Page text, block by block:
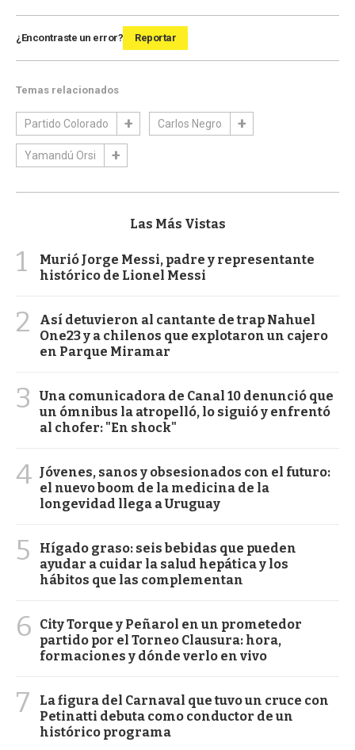
¿Encontraste un error? Reportar
Temas relacionados
Partido Colorado Carlos Negro
Yamandú Orsi
Las Más Vistas
1
Murió Jorge Messi, padre y representante
histórico de Lionel Messi
2
Así detuvieron al cantante de trap Nahuel
One23 y a chilenos que explotaron un cajero
en Parque Miramar
3
Una comunicadora de Canal 10 denunció que
un ómnibus la atropelló, lo siguió y enfrentó
al chofer: "En shock"
4 Jóvenes, sanos y obsesionados con el futuro:
el nuevo boom de la medicina de la
longevidad llega a Uruguay
5
Hígado graso: seis bebidas que pueden
ayudar a cuidar la salud hepática y los
hábitos que las complementan
6
City Torque y Peñarol en un prometedor
partido por el Torneo Clausura: hora,
formaciones y dónde verlo en vivo
7
La figura del Carnaval que tuvo un cruce con
Petinatti debuta como conductor de un
histórico programa